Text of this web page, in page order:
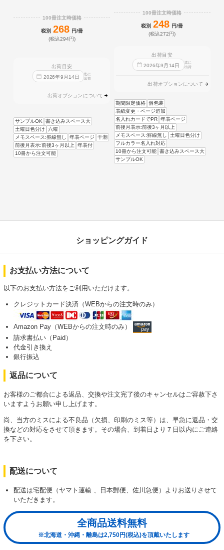
100冊注文時価格
税別 268 円/冊
(税込294円)
出荷目安
2026年9 月 14日
迄に
出荷
出荷オプションについて
サンプルOK
書き込みスペース大
土曜日色分け
六曜
メモスペース:罫線無し
年表ページ
干潮
前後月表示:前後3ヶ月以上
年表付
10冊から注文可能
100冊注文時価格
税別 248 円/冊
(税込272円)
出荷目安
2026年9 月 14日
迄に
出荷
出荷オプションについて
期間限定価格 個包装
表紙変更・ページ追加
名入れカードでPR 年表ページ
前後月表示:前後3ヶ月以上
メモスペース:罫線無し
土曜日色分け
フルカラー名入れ対応
10冊から注文可能 書き込みスペース大
サンプルOK
ショッピングガイド
お支払い方法について
以下のお支払い方法をご利用いただけます。
クレジットカード決済（WEBからの注文時のみ）
Amazon Pay（WEBからの注文時のみ）
請求書払い（Paid）
代金引き換え
銀行振込
返品について
お客様のご都合による返品、交換や注文完了後のキャンセルはご容赦下さ
いますようお願い申し上げます。
尚、当方のミスによる不良品（欠損、印刷のミス等）は、早急に返品・交
換などの対応をさせて頂きます。その場合、到着日より７日以内にご連絡
を下さい。
配送について
配送は宅配便（ヤマト運輸 、日本郵便、佐川急便）よりお送りさせて
いただきます。
全商品送料無料
※北海道・沖縄・離島は2,750円(税込)を頂戴いたします